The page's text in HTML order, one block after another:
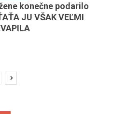
konečne podarilo
JU VŠAK VEĽMI